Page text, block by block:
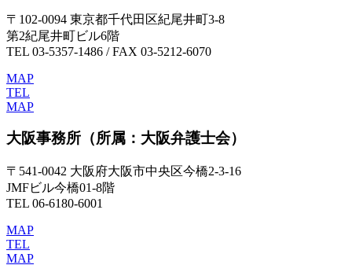
〒102-0094 東京都千代田区紀尾井町3-8
第2紀尾井町ビル6階
TEL 03-5357-1486 / FAX 03-5212-6070
MAP
TEL
MAP
大阪事務所 （所属：大阪弁護士会）
〒541-0042 大阪府大阪市中央区今橋2-3-16
JMFビル今橋01-8階
TEL 06-6180-6001
MAP
TEL
MAP